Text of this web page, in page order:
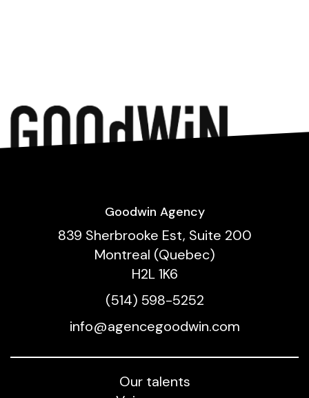
Goodwin Agency
839 Sherbrooke Est, Suite 200
Montreal (Quebec)
H2L 1K6
(514) 598-5252
info@agencegoodwin.com
Our talents